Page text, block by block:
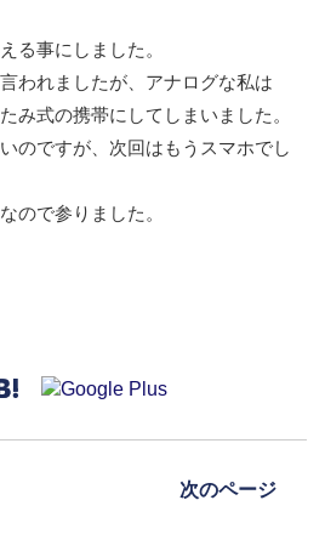
る事にしました。
われましたが、アナログな私は
み式の携帯にしてしまいました。
のですが、次回はもうスマホでし
ので参りました。
次のページ